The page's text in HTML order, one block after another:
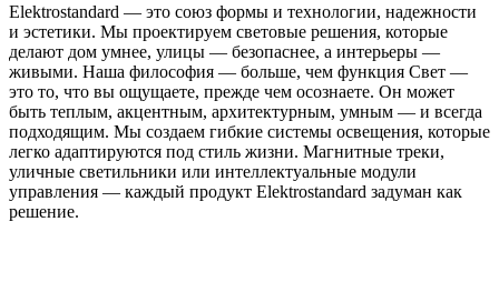
Elektrostandard — это союз формы и технологии, надежности
и эстетики. Мы проектируем световые решения, которые
делают дом умнее, улицы — безопаснее, а интерьеры —
живыми. Наша философия — больше, чем функция Свет —
это то, что вы ощущаете, прежде чем осознаете. Он может
быть теплым, акцентным, архитектурным, умным — и всегда
подходящим. Мы создаем гибкие системы освещения, которые
легко адаптируются под стиль жизни. Магнитные треки,
уличные светильники или интеллектуальные модули
управления — каждый продукт Elektrostandard задуман как
решение.